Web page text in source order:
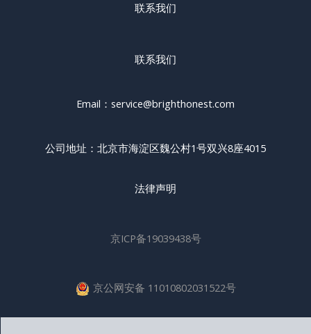
联系我们
联系我们
Email：service@brighthonest.com
公司地址：北京市海淀区魏公村1号双兴8座4015
法律声明
京ICP备19039438号
京公网安备 11010802031522号